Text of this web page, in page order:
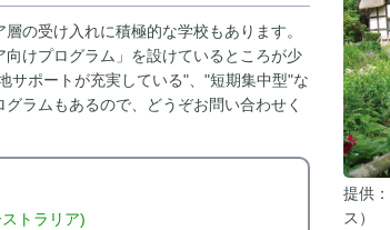
の受け入れに積極的な学校もあります。
けプログラム」を設けているところが少
サポートが充実している"、"短期集中型"な
ラムもあるので、どうぞお問い合わせく
トラリア)
提供
ス）